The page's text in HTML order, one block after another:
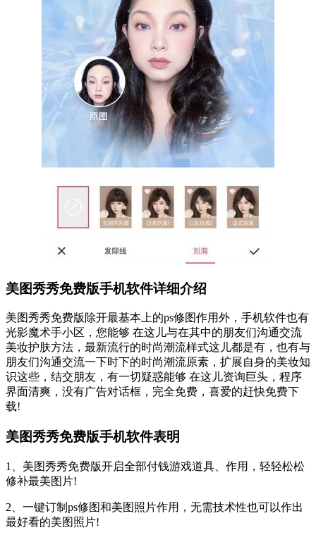
美图秀秀免费版手机软件详细介绍
美图秀秀免费版除开最基本上的ps修图作用外，手机软件也有
光影魔术手小区，您能够 在这儿与在其中的朋友们沟通交流
美妆护肤方法，最新流行的时尚潮流样式这儿都是有，也有与
朋友们沟通交流一下时下的时尚潮流原素，扩展自身的美妆知
识这些，结交朋友，有一切疑惑能够 在这儿资询巨头，程序
界面清爽，没有广告对话框，完全免费，喜爱的赶快免费下
载!
美图秀秀免费版手机软件表明
1、美图秀秀免费版开启全部付钱游戏道具、作用，轻轻松松
修补最美图片!
2、一键订制ps修图和美图照片作用，无需技术性也可以作出
最好看的美图照片!